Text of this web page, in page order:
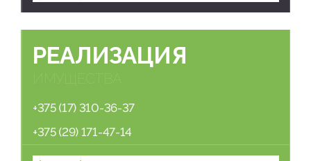
РЕАЛИЗАЦИЯ
ИМУЩЕСТВА
+375 (17) 310-36-37
+375 (29) 171-47-14